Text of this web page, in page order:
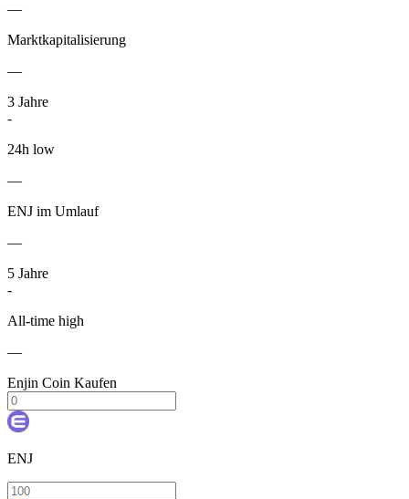
—
Marktkapitalisierung
—
3 Jahre
-
24h low
—
ENJ im Umlauf
—
5 Jahre
-
All-time high
—
Enjin Coin Kaufen
ENJ